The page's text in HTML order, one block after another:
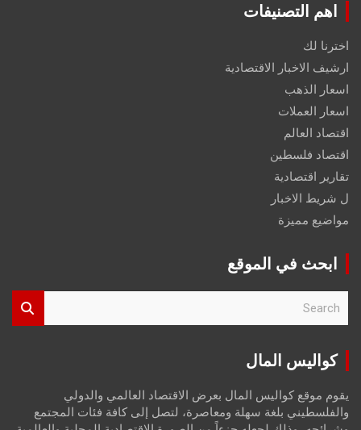
اهم التصنيفات
اخترنا لك
ارشيف الاخبار الاقتصادية
اسعار الذهب
اسعار العملات
اقتصاد العالم
اقتصاد فلسطين
تقارير اقتصادية
ل شريط الاخبار
مواضيع مميزة
ابحث في الموقع
r
كواليس المال
يقوم موقع كواليس المال بعرض الاقتصاد العالمي والدولي
والفلسطيني بلغة سهلة ومعاصرة، لتصل إلى كافة فئات المجتمع